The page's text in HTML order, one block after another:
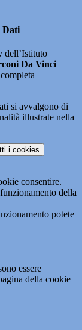
Dati
dell’Istituto
Da Vinci
si avvalgono di
illustrate nella
i cookies
consentire.
della
potete
essere
della cookie